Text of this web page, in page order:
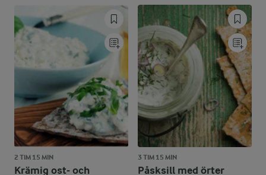
2 TIM 15 MIN
Krämig ost- och
3 TIM 15 MIN
Påsksill med örter